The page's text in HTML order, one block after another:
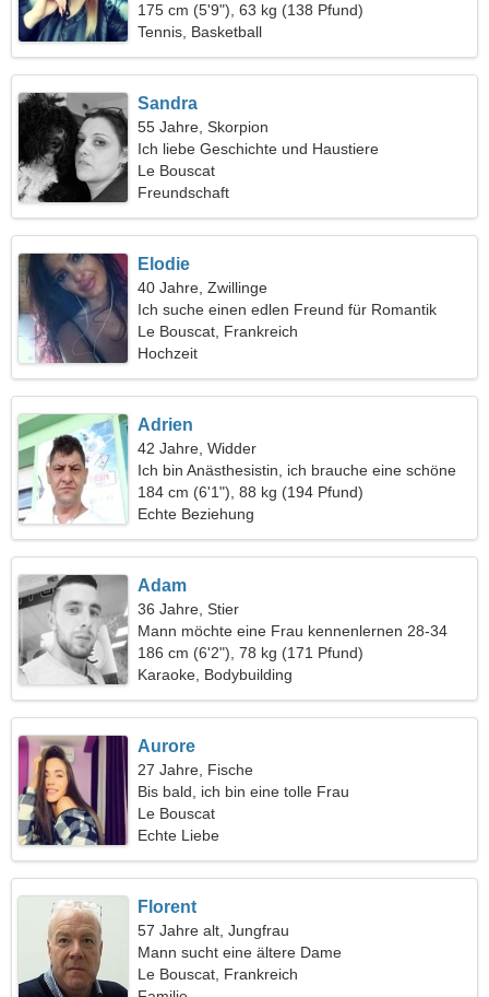
175 cm (5'9"), 63 kg (138 Pfund)
Tennis, Basketball
Sandra
55 Jahre, Skorpion
Ich liebe Geschichte und Haustiere
Le Bouscat
Freundschaft
Elodie
40 Jahre, Zwillinge
Ich suche einen edlen Freund für Romantik
Le Bouscat, Frankreich
Hochzeit
Adrien
42 Jahre, Widder
Ich bin Anästhesistin, ich brauche eine schöne
Frau
184 cm (6'1"), 88 kg (194 Pfund)
Echte Beziehung
Adam
36 Jahre, Stier
Mann möchte eine Frau kennenlernen 28-34
186 cm (6'2"), 78 kg (171 Pfund)
Karaoke, Bodybuilding
Aurore
27 Jahre, Fische
Bis bald, ich bin eine tolle Frau
Le Bouscat
Echte Liebe
Florent
57 Jahre alt, Jungfrau
Mann sucht eine ältere Dame
Le Bouscat, Frankreich